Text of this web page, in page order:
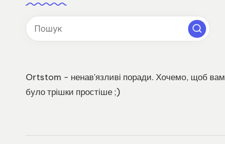
Ortstom - ненав'язливі поради. Хочемо, щоб вам
було трішки простіше ;)